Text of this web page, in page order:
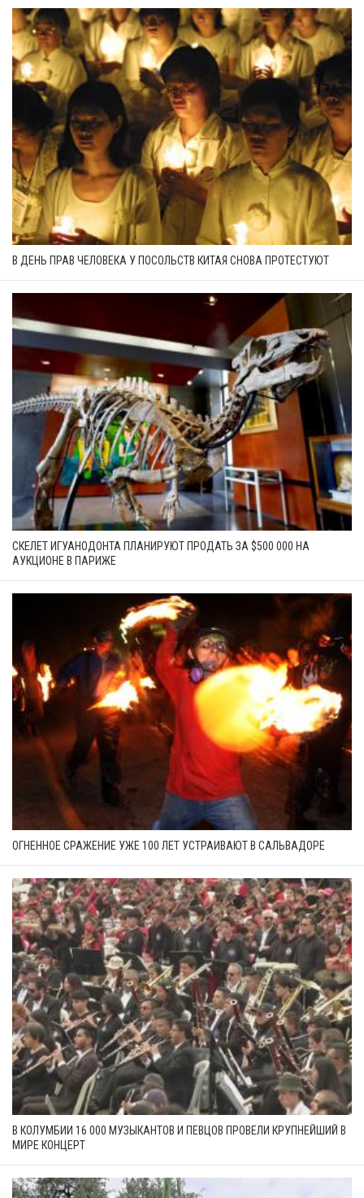
В ДЕНЬ ПРАВ ЧЕЛОВЕКА У ПОСОЛЬСТВ КИТАЯ СНОВА ПРОТЕСТУЮТ
СКЕЛЕТ ИГУАНОДОНТА ПЛАНИРУЮТ ПРОДАТЬ ЗА $500 000 НА
АУКЦИОНЕ В ПАРИЖЕ
ОГНЕННОЕ СРАЖЕНИЕ УЖЕ 100 ЛЕТ УСТРАИВАЮТ В САЛЬВАДОРЕ
В КОЛУМБИИ 16 000 МУЗЫКАНТОВ И ПЕВЦОВ ПРОВЕЛИ КРУПНЕЙШИЙ В
МИРЕ КОНЦЕРТ